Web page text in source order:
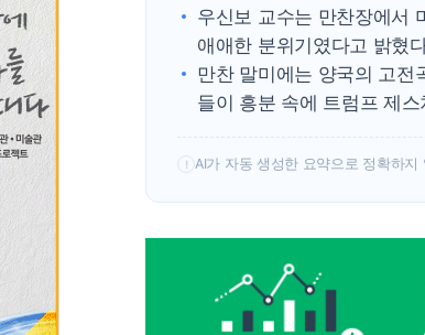
우신보 교수는 만찬장에서
애애한 분위기였다고 밝혔
만찬 말미에는 양국의 고전
들이 흥분 속에 트럼프 제
! AI가 자동 생성한 요약으로 정확하지